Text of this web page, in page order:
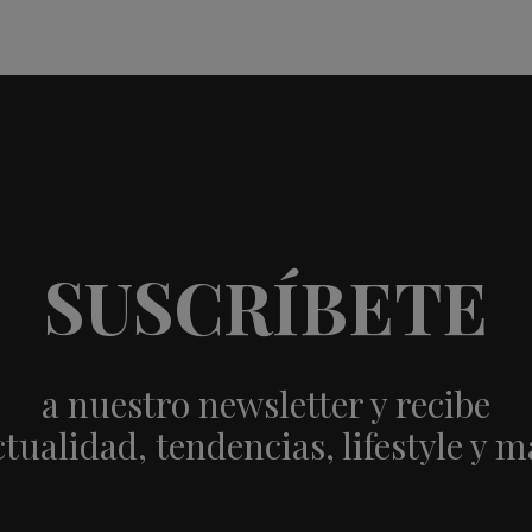
SUSCRÍBETE
a nuestro newsletter y recibe
tendencias, lifestyle y